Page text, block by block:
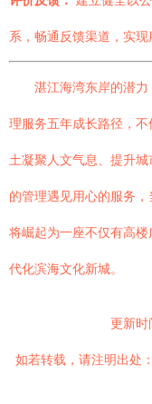
系，畅通反馈渠道，实现
湛江海湾东岸的潜
理服务五年成长路径，
土凝聚人文气息、提升
的管理遇见用心的服务
将崛起为一座不仅有高
代化滨海文化新城。
更新时
如若转载，请注明出处